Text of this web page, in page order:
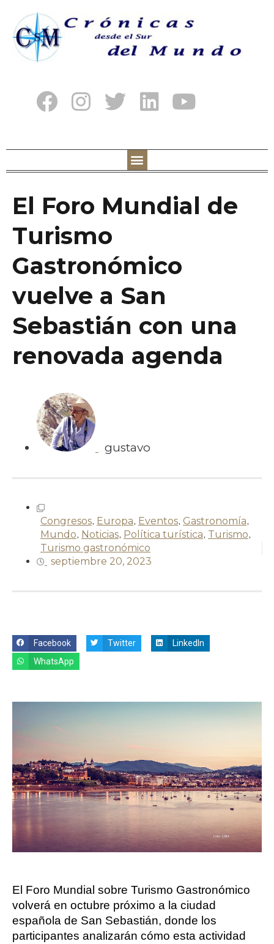
El Foro Mundial de
Turismo
Gastronómico
vuelve a San
Sebastián con una
renovada agenda
gustavo
Congresos, Europa, Eventos, Gastronomía,
Mundo, Noticias, Política turística, Turismo,
Turismo gastronómico
septiembre 20, 2023
Facebook Twitter
LinkedIn
WhatsApp
El Foro Mundial sobre Turismo Gastronómico
volverá en octubre próximo a la ciudad
española de San Sebastián, donde los
participantes analizarán cómo esta actividad